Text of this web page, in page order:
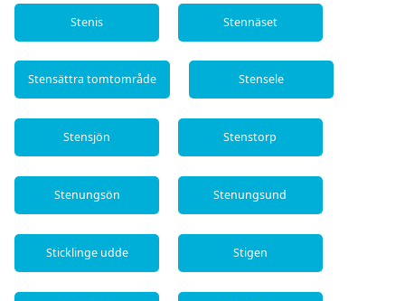
Stenis Stennäset
Stensättra tomtområde Stensele
Stensjön Stenstorp
Stenungsön Stenungsund
Sticklinge udde Stigen